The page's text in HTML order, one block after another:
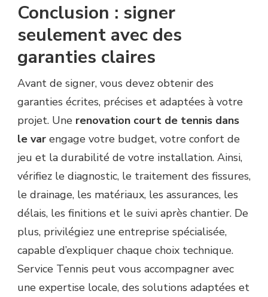
Conclusion : signer
seulement avec des
garanties claires
Avant de signer, vous devez obtenir des
garanties écrites, précises et adaptées à votre
projet. Une renovation court de tennis dans
le var engage votre budget, votre confort de
jeu et la durabilité de votre installation. Ainsi,
vérifiez le diagnostic, le traitement des fissures,
le drainage, les matériaux, les assurances, les
délais, les finitions et le suivi après chantier. De
plus, privilégiez une entreprise spécialisée,
capable d’expliquer chaque choix technique.
Service Tennis peut vous accompagner avec
une expertise locale, des solutions adaptées et